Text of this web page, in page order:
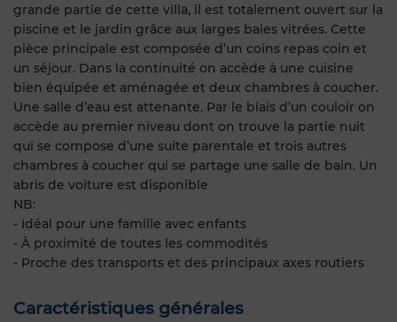
grande partie de cette villa, il est totalement ouvert sur la
piscine et le jardin grâce aux larges baies vitrées. Cette
pièce principale est composée d’un coins repas coin et
un séjour. Dans la continuité on accède à une cuisine
bien équipée et aménagée et deux chambres à coucher.
Une salle d’eau est attenante. Par le biais d’un couloir on
accède au premier niveau dont on trouve la partie nuit
qui se compose d’une suite parentale et trois autres
chambres à coucher qui se partage une salle de bain. Un
abris de voiture est disponible
NB:
- Idéal pour une famille avec enfants
- À proximité de toutes les commodités
- Proche des transports et des principaux axes routiers
Caractéristiques générales